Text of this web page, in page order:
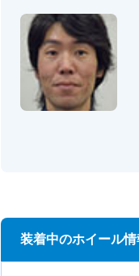
装着中のホイール情